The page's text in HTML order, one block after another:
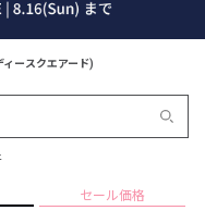
ースクエアード)
セール価格